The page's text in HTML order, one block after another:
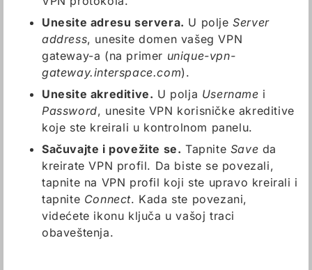
Unesite adresu servera. U poljeServer
address, unesite domen vašeg VPN
gateway-a (na primer unique-vpn-
gateway.interspace.com).
Unesite akreditive. U polja Username i
Password, unesite VPN korisničke akreditive
koje ste kreirali u kontrolnom panelu.
Sačuvajte i povežite se. Tapnite Save da
kreirate VPN profil. Da biste se povezali,
tapnite na VPN profil koji ste upravo kreirali i
tapnite Connect. Kada ste povezani,
videćete ikonu ključa u vašoj traci
obaveštenja.